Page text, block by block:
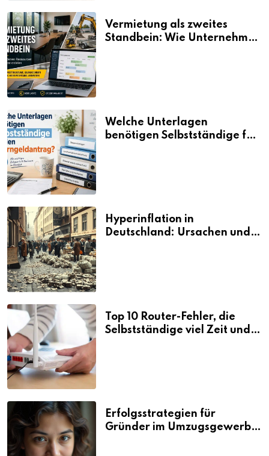
Vermietung als zweites
Standbein: Wie Unternehmen
Welche Unterlagen
benötigen Selbstständige für
Hyperinflation in
Deutschland: Ursachen und
Top 10 Router-Fehler, die
Selbstständige viel Zeit und
Erfolgsstrategien für
Gründer im Umzugsgewerbe